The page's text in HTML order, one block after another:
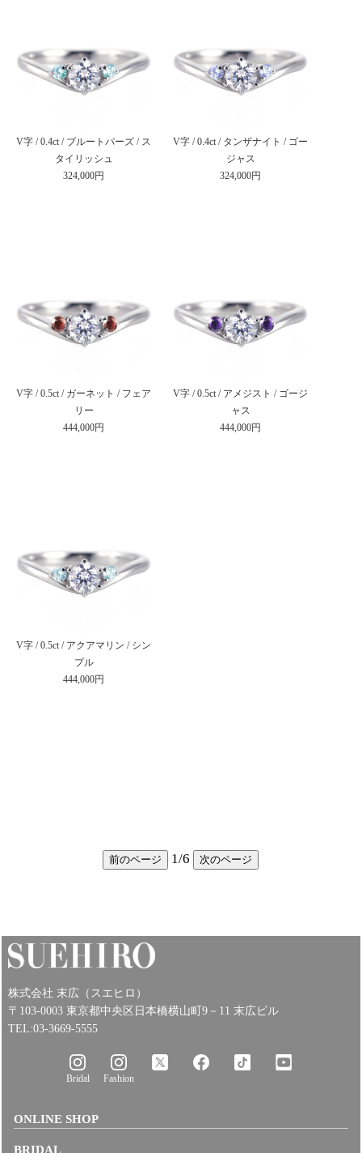
V字 / 0.4ct / ブルートパーズ / ス
タイリッシュ
324,000円
V字 / 0.4ct / タンザナイト / ゴー
ジャス
324,000円
V字 / 0.5ct / ガーネット / フェア
リー
444,000円
V字 / 0.5ct / アメジスト / ゴージ
ャス
444,000円
V字 / 0.5ct / アクアマリン / シン
プル
444,000円
前のページ 1/6 次のページ
株式会社 末広（スエヒロ）
〒103-0003 東京都中央区日本橋横山町9－11 末広ビル
TEL:03-3669-5555
Bridal Fashion
ONLINE SHOP
BRIDAL